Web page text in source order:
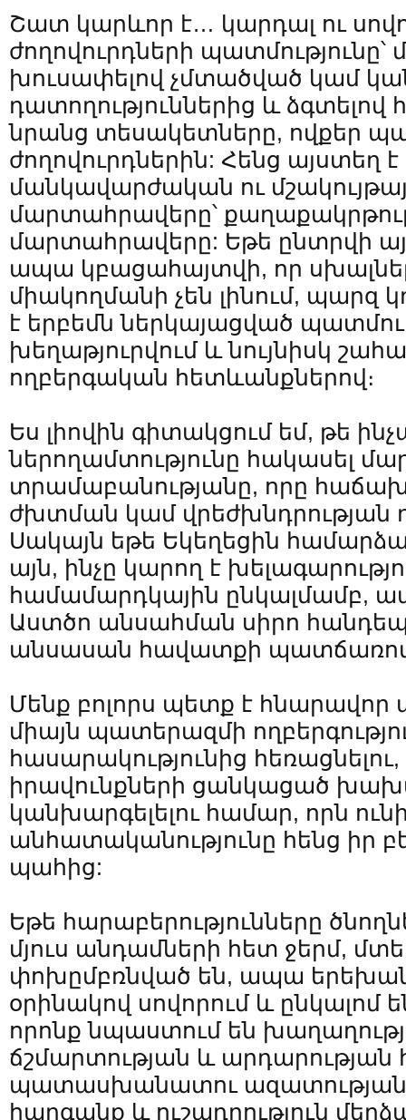
Շատ կարևոր է… կարդալ ու
ժողովուրդների
խուսափելով չմտածված կամ
դատողություններից և ձգտելով
նրանց տեսակետները, ովքեր
ժողովուրդներին: Հենց այստեղ
մանկավարժական ու
մարտահրավերը՝
մարտահրավերը: Եթե ​​ընտրվի
ապա կբացահայտվի, որ
միակողմանի չեն լինում, պարզ
է երբեմն ներկայացված
խեղաթյուրվում և նույնիսկ
ողբերգական հետևանքներով։
Ես լիովին գիտակցում եմ, թե
ներողամտությունը հակասել
տրամաբանությանը, որը հաճախ
ժխտման կամ վրեժխնդրության
Սակայն եթե Եկեղեցին
այն, ինչը կարող է
համամարդկային ընկալմամբ,
Աստծո անսահման սիրո հանդեպ
անսասան հավատքի
Մենք բոլորս պետք է հնարավոր
միայն պատերազմի
հասարակությունից
իրավունքների ցանկացած
կանխարգելելու համար, որն
անհատականությունը հենց իր
պահից:
Եթե հարաբերությունները
մյուս անդամների հետ ջերմ,
փոխըմբռնված են, ապա
օրինակով սովորում և ընկալոմ
որոնք նպաստում են
ճշմարտության և արդարության
պատասխանատու ազատության
հարգանք և ուշադրություն